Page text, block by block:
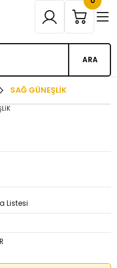
ARA
SAĞ GÜNEŞLİK
Listesi